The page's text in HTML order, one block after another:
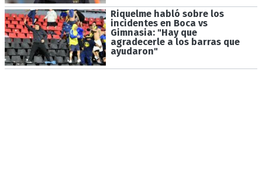
Riquelme habló sobre los
incidentes en Boca vs
Gimnasia: "Hay que
agradecerle a los barras que
ayudaron"